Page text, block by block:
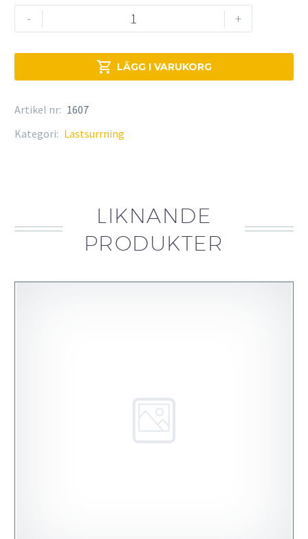
-
Lastnät
mängd
+
 LÄGG I VARUKORG
Artikel nr: 1607
Kategori: Lastsurrning
LIKNANDE
PRODUKTER